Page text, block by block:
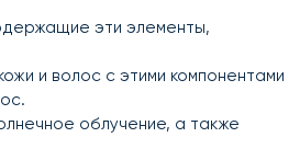
эти элементы,
и волос с этими компонентами
облучение, а также